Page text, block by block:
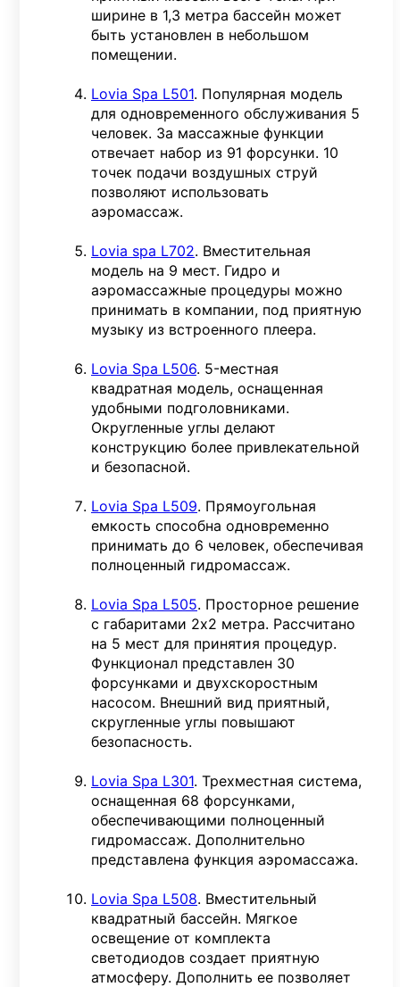
ширине в 1,3 метра бассейн может
быть установлен в небольшом
помещении.
Lovia Spa L501. Популярная модель
для одновременного обслуживания 5
человек. За массажные функции
отвечает набор из 91 форсунки. 10
точек подачи воздушных струй
позволяют использовать
аэромассаж.
Lovia spa L702. Вместительная
модель на 9 мест. Гидро и
аэромассажные процедуры можно
принимать в компании, под приятную
музыку из встроенного плеера.
Lovia Spa L506. 5-местная
квадратная модель, оснащенная
удобными подголовниками.
Округленные углы делают
конструкцию более привлекательной
и безопасной.
Lovia Spa L509. Прямоугольная
емкость способна одновременно
принимать до 6 человек, обеспечивая
полноценный гидромассаж.
Lovia Spa L505. Просторное решение
с габаритами 2х2 метра. Рассчитано
на 5 мест для принятия процедур.
Функционал представлен 30
форсунками и двухскоростным
насосом. Внешний вид приятный,
скругленные углы повышают
безопасность.
Lovia Spa L301. Трехместная система,
оснащенная 68 форсунками,
обеспечивающими полноценный
гидромассаж. Дополнительно
представлена функция аэромассажа.
Lovia Spa L508. Вместительный
квадратный бассейн. Мягкое
освещение от комплекта
светодиодов создает приятную
атмосферу. Дополнить ее позволяет